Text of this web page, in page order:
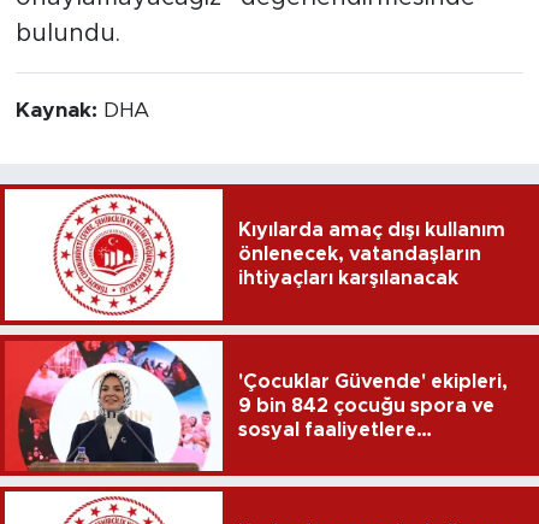
bulundu.
Kaynak: DHA
Kıyılarda amaç dışı kullanım
önlenecek, vatandaşların
ihtiyaçları karşılanacak
'Çocuklar Güvende' ekipleri,
9 bin 842 çocuğu spora ve
sosyal faaliyetlere